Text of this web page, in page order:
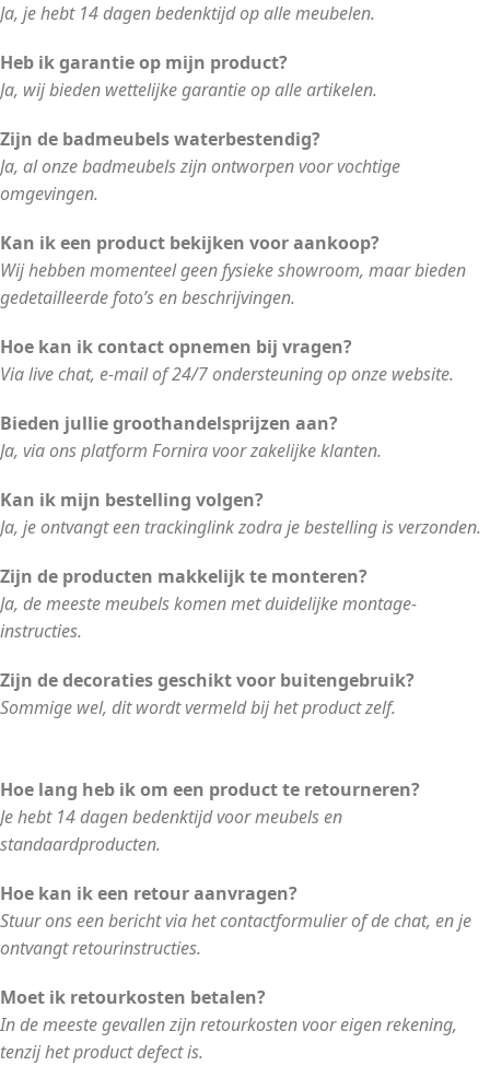
Ja, je hebt 14 dagen bedenktijd op alle meubelen.
Heb ik garantie op mijn product?
Ja, wij bieden wettelijke garantie op alle artikelen.
Zijn de badmeubels waterbestendig?
Ja, al onze badmeubels zijn ontworpen voor vochtige
omgevingen.
Kan ik een product bekijken voor aankoop?
Wij hebben momenteel geen fysieke showroom, maar bieden
gedetailleerde foto’s en beschrijvingen.
Hoe kan ik contact opnemen bij vragen?
Via live chat, e-mail of 24/7 ondersteuning op onze website.
Bieden jullie groothandelsprijzen aan?
Ja, via ons platform Fornira voor zakelijke klanten.
Kan ik mijn bestelling volgen?
Ja, je ontvangt een trackinglink zodra je bestelling is verzonden.
Zijn de producten makkelijk te monteren?
Ja, de meeste meubels komen met duidelijke montage-
instructies.
Zijn de decoraties geschikt voor buitengebruik?
Sommige wel, dit wordt vermeld bij het product zelf.
Hoe lang heb ik om een product te retourneren?
Je hebt 14 dagen bedenktijd voor meubels en
standaardproducten.
Hoe kan ik een retour aanvragen?
Stuur ons een bericht via het contactformulier of de chat, en je
ontvangt retourinstructies.
Moet ik retourkosten betalen?
In de meeste gevallen zijn retourkosten voor eigen rekening,
tenzij het product defect is.